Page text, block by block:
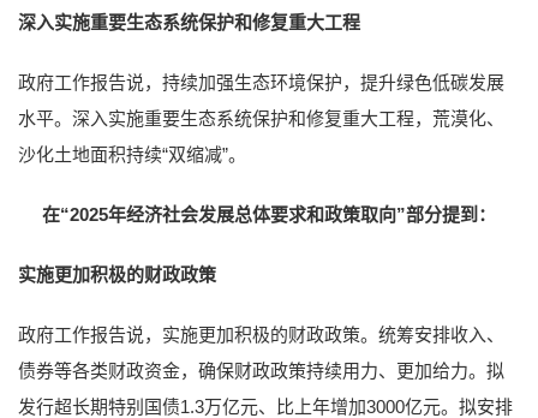
深入实施重要生态系统保护和修复重大工程
政府工作报告说，持续加强生态环境保护，提升绿色低碳发展
水平。深入实施重要生态系统保护和修复重大工程，荒漠化、
沙化土地面积持续“双缩减”。
在“2025年经济社会发展总体要求和政策取向”部分提到：
实施更加积极的财政政策
政府工作报告说，实施更加积极的财政政策。统筹安排收入、
债券等各类财政资金，确保财政政策持续用力、更加给力。拟
发行超长期特别国债1.3万亿元、比上年增加3000亿元。拟安排